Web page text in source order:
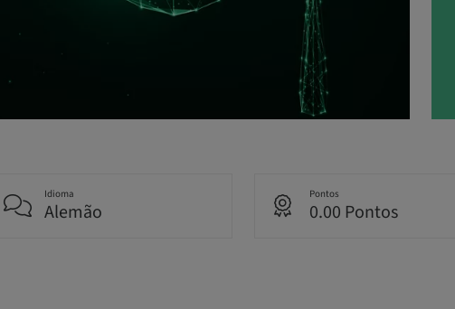
Idioma
Alemão
Pontos
0.00 Pontos